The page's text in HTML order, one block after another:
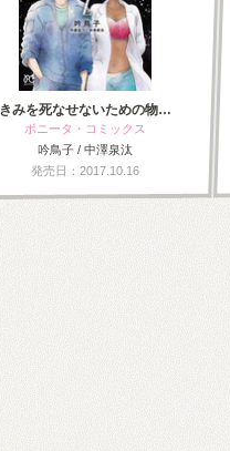
きみを死なせないための物…
ボニータ・コミックス
吟鳥子 / 中澤泉汰
発売日：2017.10.16